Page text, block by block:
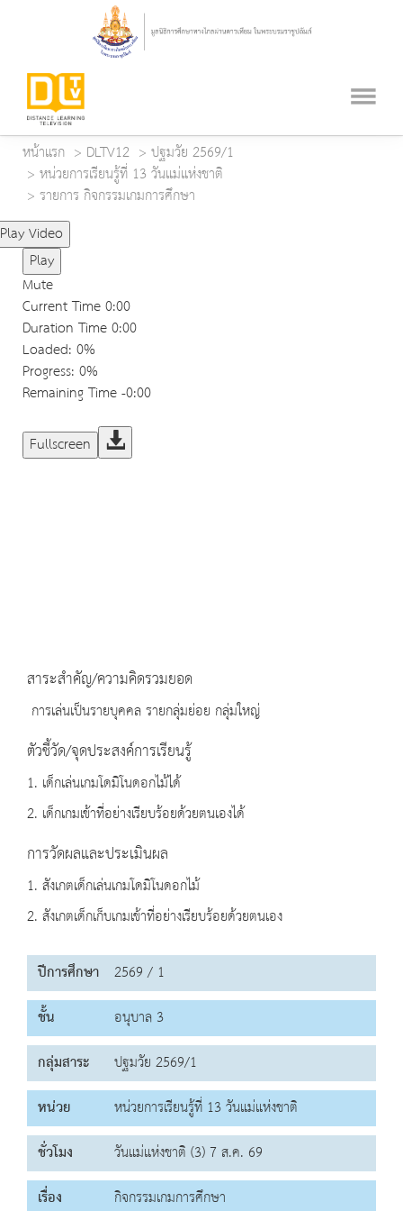
หน้าแรก DLTV12
ปฐมวัย 2569/1
หน่วยการเรียนรู้ที่ 13 วันแม่แห่งชาติ
รายการ กิจกรรมเกมการศึกษา
Play Video
Play
Mute
Current Time0:00
Duration Time0:00
Loaded: 0%
Progress: 0%
Remaining Time-0:00
Fullscreen
สาระสำคัญ/ความคิดรวมยอด
การเล่นเป็นรายบุคคล รายกลุ่มย่อย กลุ่มใหญ่
ตัวชี้วัด/จุดประสงค์การเรียนรู้
1. เด็กเล่นเกมโดมิโนดอกไม้ได้
2. เด็กเกมเข้าที่อย่างเรียบร้อยด้วยตนเองได้
การวัดผลและประเมินผล
1. สังเกตเด็กเล่นเกมโดมิโนดอกไม้
2. สังเกตเด็กเก็บเกมเข้าที่อย่างเรียบร้อยด้วยตนเอง
ปีการศึกษา 2569 / 1
ชั้น
อนุบาล 3
กลุ่มสาระ
ปฐมวัย 2569/1
หน่วย
หน่วยการเรียนรู้ที่ 13 วันแม่แห่งชาติ
ชั่วโมง
วันแม่แห่งชาติ (3) 7 ส.ค. 69
เรื่อง
กิจกรรมเกมการศึกษา